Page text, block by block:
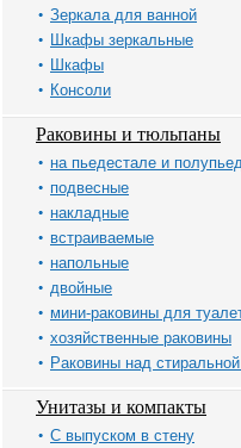
Зеркала для ванной
Шкафы зеркальные
Шкафы
Консоли
Раковины и тюльпаны
на пьедестале и
подвесные
накладные
встраиваемые
напольные
двойные
мини-раковины для
хозяйственные раковины
Раковины над
Унитазы и компакты
С выпуском в стену